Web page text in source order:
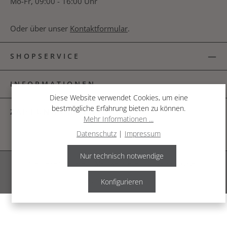
Oder über unser Kontaktformular.
SHOPSERVICE
INFORMATIONEN
ZAHLUNGSARTEN
© 2026 The Garden Shop
Diese Website verwendet Cookies, um eine
bestmögliche Erfahrung bieten zu können.
Mehr Informationen ...
Datenschutz | Impressum
Nur technisch notwendige
Konfigurieren